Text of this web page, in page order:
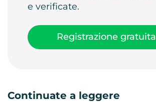
e verificate.
Registrazione gratuita
Continuate a leggere